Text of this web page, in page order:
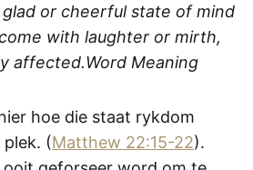
or cheerful state of mind
with laughter or mirth,
affected.Word Meaning
hoe die staat rykdom
plek. (Matthew 22:15-22).